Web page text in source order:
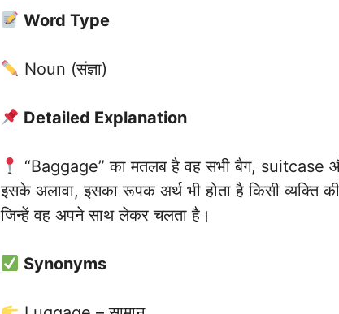
Word Type
Noun (संज्ञा)
Detailed Explanation
“Baggage” का मतलब है वह सभी बैग, suitcase
इसके अलावा, इसका रूपक अर्थ भी होता है किसी व्यक्ति
जिन्हें वह अपने साथ लेकर चलता है।
Synonyms